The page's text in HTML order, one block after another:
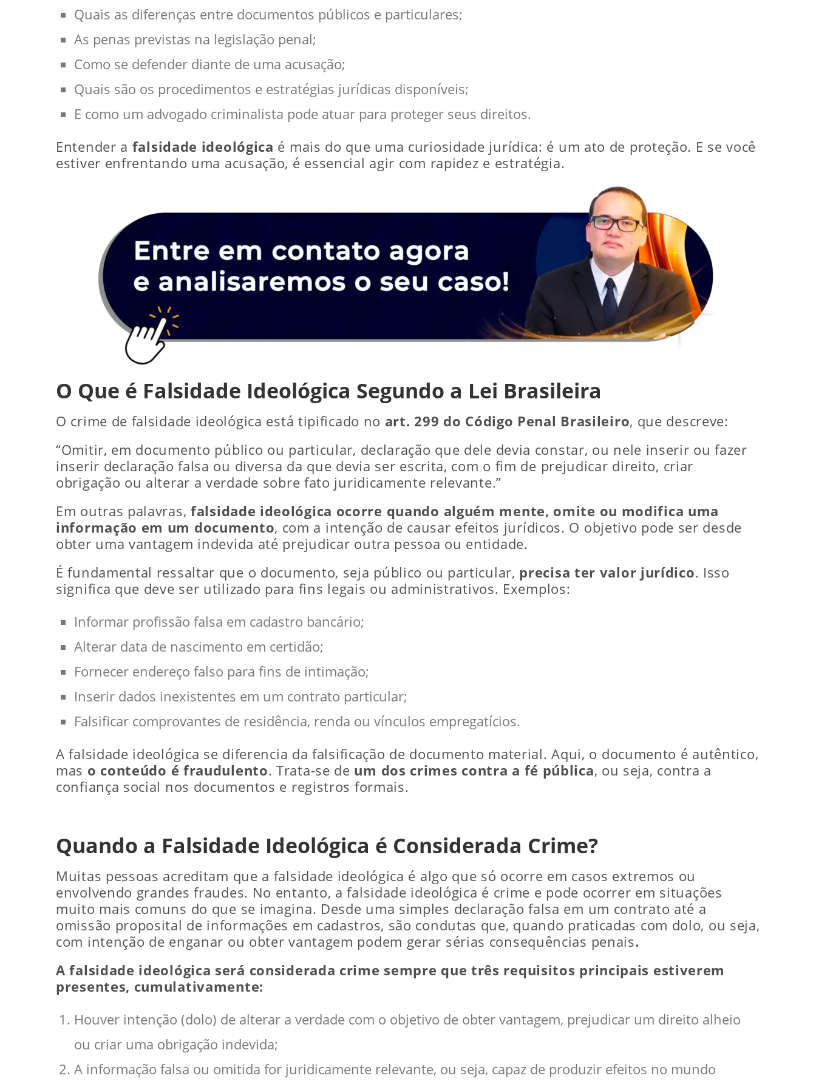
Quais as diferenças entre documentos públicos e particulares;
As penas previstas na legislação penal;
Como se defender diante de uma acusação;
Quais são os procedimentos e estratégias jurídicas disponíveis;
E como um advogado criminalista pode atuar para proteger seus direitos.
Entender a falsidade ideológica é mais do que uma curiosidade jurídica: é um ato de proteção. E se você
estiver enfrentando uma acusação, é essencial agir com rapidez e estratégia.
O Que é Falsidade Ideológica Segundo a Lei Brasileira
O crime de falsidade ideológica está tipificado no art. 299 do Código Penal Brasileiro, que descreve:
“Omitir, em documento público ou particular, declaração que dele devia constar, ou nele inserir ou fazer
inserir declaração falsa ou diversa da que devia ser escrita, com o fim de prejudicar direito, criar
obrigação ou alterar a verdade sobre fato juridicamente relevante.”
Em outras palavras, falsidade ideológica ocorre quando alguém mente, omite ou modifica uma
informação em um documento, com a intenção de causar efeitos jurídicos. O objetivo pode ser desde
obter uma vantagem indevida até prejudicar outra pessoa ou entidade.
É fundamental ressaltar que o documento, seja público ou particular, precisa ter valor jurídico. Isso
significa que deve ser utilizado para fins legais ou administrativos. Exemplos:
Informar profissão falsa em cadastro bancário;
Alterar data de nascimento em certidão;
Fornecer endereço falso para fins de intimação;
Inserir dados inexistentes em um contrato particular;
Falsificar comprovantes de residência, renda ou vínculos empregatícios.
A falsidade ideológica se diferencia da falsificação de documento material. Aqui, o documento é autêntico,
mas o conteúdo é fraudulento. Trata-se de um dos crimes contra a fé pública, ou seja, contra a
confiança social nos documentos e registros formais.
Quando a Falsidade Ideológica é Considerada Crime?
Muitas pessoas acreditam que a falsidade ideológica é algo que só ocorre em casos extremos ou
envolvendo grandes fraudes. No entanto, a falsidade ideológica é crime e pode ocorrer em situações
muito mais comuns do que se imagina. Desde uma simples declaração falsa em um contrato até a
omissão proposital de informações em cadastros, são condutas que, quando praticadas com dolo, ou seja,
com intenção de enganar ou obter vantagem podem gerar sérias consequências penais.
A falsidade ideológica será considerada crime sempre que três requisitos principais estiverem
presentes, cumulativamente:
Houver intenção (dolo) de alterar a verdade com o objetivo de obter vantagem, prejudicar um direito alheio
ou criar uma obrigação indevida;
A informação falsa ou omitida for juridicamente relevante, ou seja, capaz de produzir efeitos no mundo